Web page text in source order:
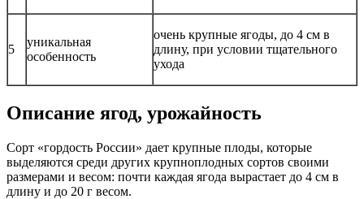
5
уникальная
особенность
очень крупные ягоды, до 4 см в
длину, при условии тщательного
ухода
Описание ягод, урожайность
Сорт «гордость России» дает крупные плоды, которые
выделяются среди других крупноплодных сортов своими
размерами и весом: почти каждая ягода вырастает до 4 см в
длину и до 20 г весом.